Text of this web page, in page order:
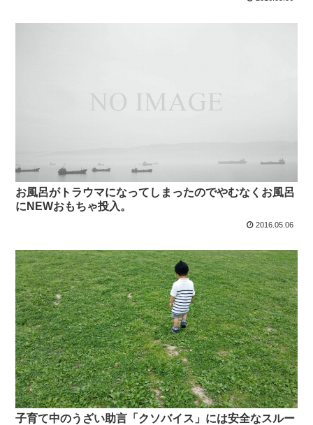
お風呂がトラウマになってしまったのでやむなくお風呂
にNEWおもちゃ投入。
2016.05.06
子育て中のうざい助言「クソバイス」には安全なスルー